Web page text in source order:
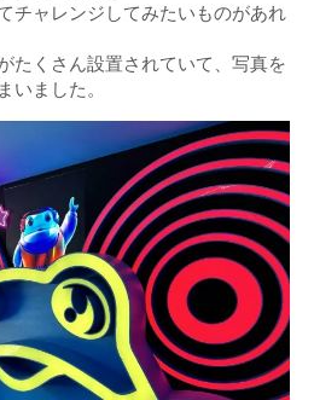
チャレンジしてみたいものがあれ
たくさん設置されていて、写真を
いました。